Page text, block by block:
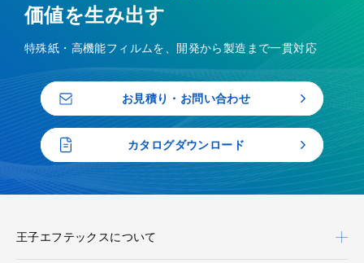
価値を生み出す
特殊紙・高機能フィルムを、開発から製造まで一貫対応
お見積り・お問い合わせ
カタログダウンロード
王子エフテックスについて